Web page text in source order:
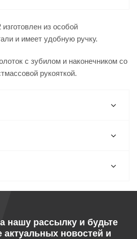
из особой
и имеет удобную ручку.
с зубилом и наконечником со
рукояткой.
нашу рассылку и будьте
актуальных новостей и